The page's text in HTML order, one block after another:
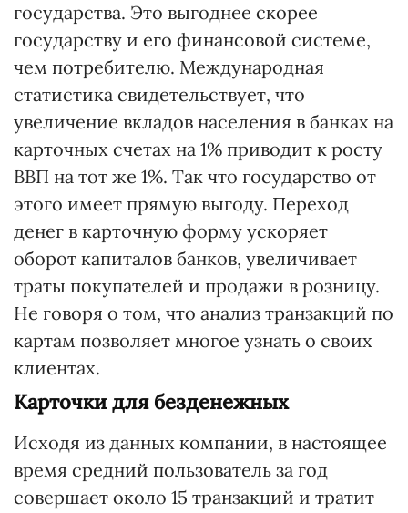
государства. Это выгоднее скорее
государству и его финансовой системе,
чем потребителю. Международная
статистика свидетельствует, что
увеличение вкладов населения в банках на
карточных счетах на 1% приводит к росту
ВВП на тот же 1%. Так что государство от
этого имеет прямую выгоду. Переход
денег в карточную форму ускоряет
оборот капиталов банков, увеличивает
траты покупателей и продажи в розницу.
Не говоря о том, что анализ транзакций по
картам позволяет многое узнать о своих
клиентах.
Карточки для безденежных
Исходя из данных компании, в настоящее
время средний пользователь за год
совершает около 15 транзакций и тратит